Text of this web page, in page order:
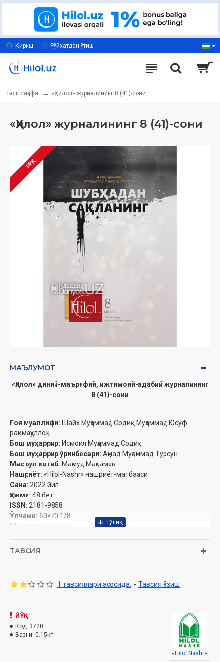
Кириш Рўйхатдан ўтиш
Бош саҳифа «Ҳилол» журналининг 8 (41)-сони
«Ҳилол» журналининг 8 (41)-сони
ЙЎҚ
МАЪЛУМОТ
«Ҳилол» диний-маърифий, ижтимоий-адабий журналининг
8 (41)-сони
Ғоя муаллифи: Шайх Муҳаммад Содиқ Муҳаммад Юсуф
раҳимаҳуллоҳ
Бош муҳаррир: Исмоил Муҳаммад Содиқ
Бош муҳаррир ўринбосари: Аҳмад Муҳаммад Турсун
Масъул котиб: Маҳмуд Маҳкамов
Нашриёт: «Hilol-Nashr» нашриёт-матбааси‎
Сана: 2022 йил
Ҳажми: 48 бет‎
ISSN: 2181-9858
Ўлчами: 60×70 1/8
Муқоваси:
Мундарижа
Қурбақа «фалсафаси»
ТАФСИР
ТАВСИЯ
1 тавсиялари асосида. - Тавсия ёзиш
ЙЎҚ
Код: 3720
Вазни: 0.15кг
«Hilol Nashr»